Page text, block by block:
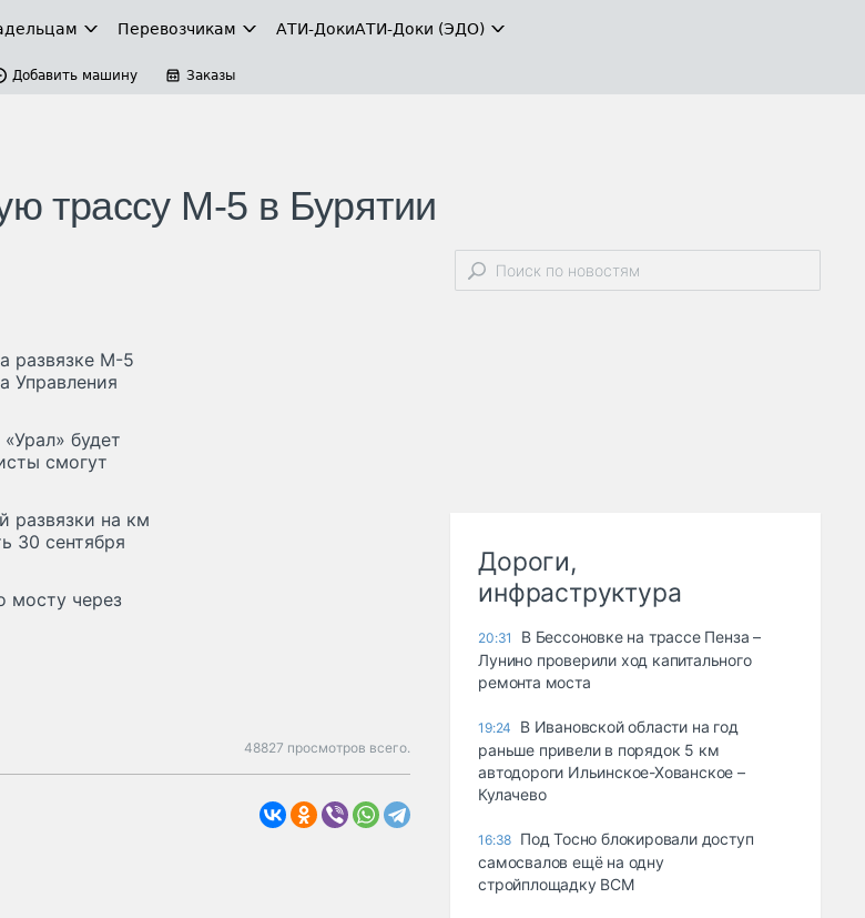
Перевозчикам АТИ-ДокиАТИ-Доки (ЭДО)
Добавить машину Заказы
трассу М-5 в Бурятии
развязке М-5
Управления
будет
смогут
развязки на км
30 сентября
мосту через
48827 просмотров всего.
Дороги,
инфраструктура
20:31
В Бессоновке на трассе Пенза –
Лунино проверили ход капитального
ремонта моста
19:24
В Ивановской области на год
раньше привели в порядок 5 км
автодороги Ильинское-Хованское –
Кулачево
16:38 Под Тосно блокировали доступ
самосвалов ещё на одну
стройплощадку ВСМ